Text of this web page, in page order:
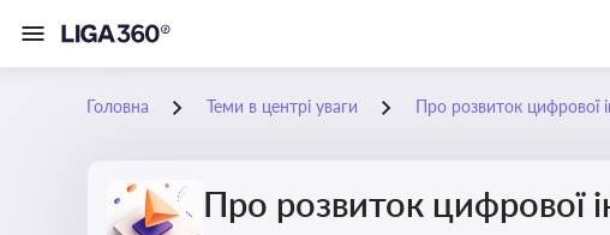
Головна Теми в центрі уваги Про розвиток цифрової
Про розвиток цифрової